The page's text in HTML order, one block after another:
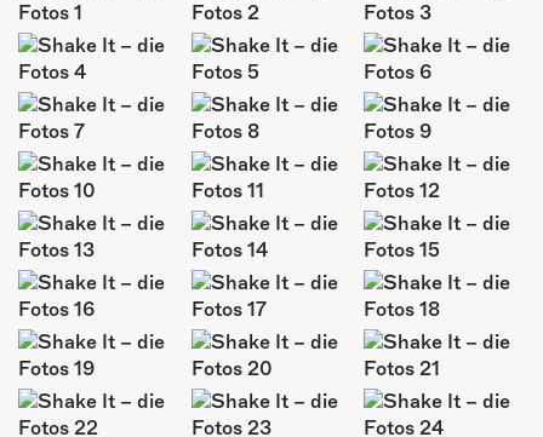
KONTAKT
ÜBER UNS
GÖNNEREI
SHOP
MITMACHEN